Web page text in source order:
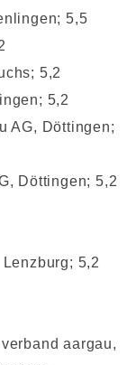
5,5
5,2
5,2
AG, Döttingen;
Döttingen; 5,2
5,2
aargau,